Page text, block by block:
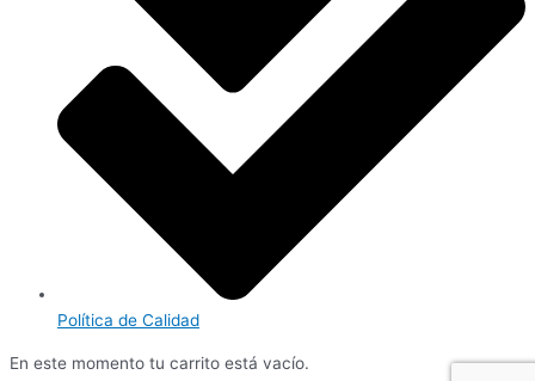
Política de Calidad
En este momento tu carrito está vacío.